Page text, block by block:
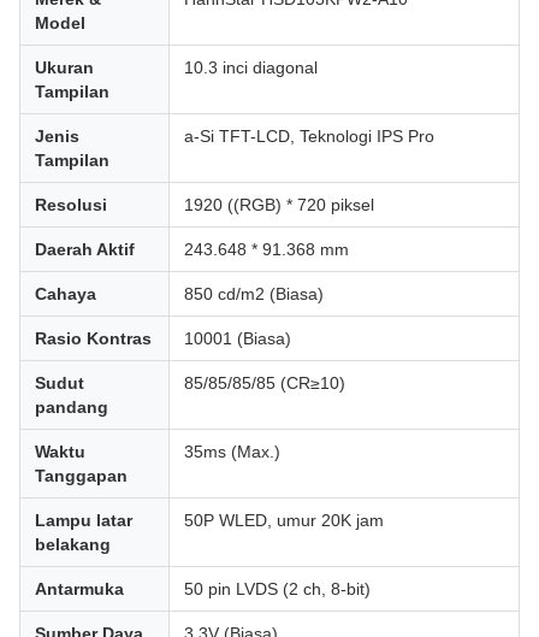
Model
Ukuran
Tampilan
10.3 inci diagonal
Jenis
Tampilan
a-Si TFT-LCD, Teknologi IPS Pro
Resolusi 1920 ((RGB) * 720 piksel
Daerah Aktif 243.648 * 91.368 mm
Cahaya 850 cd/m2 (Biasa)
Rasio Kontras 10001 (Biasa)
Sudut
pandang
85/85/85/85 (CR≥10)
Waktu
Tanggapan
35ms (Max.)
Lampu latar
belakang
50P WLED, umur 20K jam
Antarmuka 50 pin LVDS (2 ch, 8-bit)